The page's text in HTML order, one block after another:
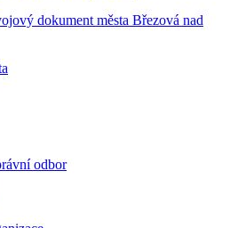
dokument města Březová nad
odbor